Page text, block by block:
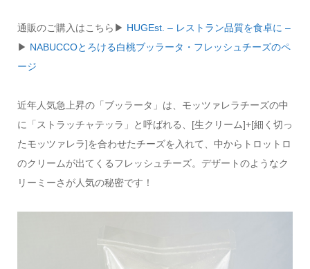
通販のご購入はこちら▶︎ HUGEst. – レストラン品質を食卓に –
▶︎ NABUCCOとろける白桃ブッラータ・フレッシュチーズのペ
ージ
近年人気急上昇の「ブッラータ」は、モッツァレラチーズの中
に「ストラッチャテッラ」と呼ばれる、[生クリーム]+[細く切っ
たモッツァレラ]を合わせたチーズを入れて、中からトロットロ
のクリームが出てくるフレッシュチーズ。デザートのようなク
リーミーさが人気の秘密です！